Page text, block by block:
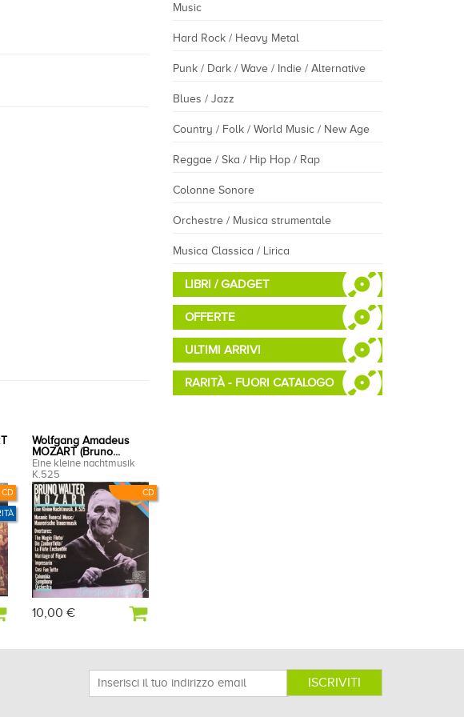
CD CD
Wolfgang Amadeus
MOZART (Bruno...
Eine kleine nachtmusik
K.525
10,00 €
Music
Hard Rock / Heavy Metal
Punk / Dark / Wave / Indie / Alternative
Blues / Jazz
Country / Folk / World Music / New Age
Reggae / Ska / Hip Hop / Rap
Colonne Sonore
Orchestre / Musica strumentale
Musica Classica / Lirica
LIBRI / GADGET
OFFERTE
ULTIMI ARRIVI
RARITÀ - FUORI CATALOGO